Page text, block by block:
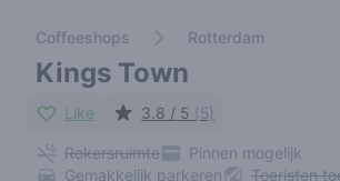
Coffeeshops Rotterdam
Kings Town
Like 3.8 / 5 (5)
Rokersruimte
Pinnen mogelijk
Gemakkelijk parkeren
Toeristen